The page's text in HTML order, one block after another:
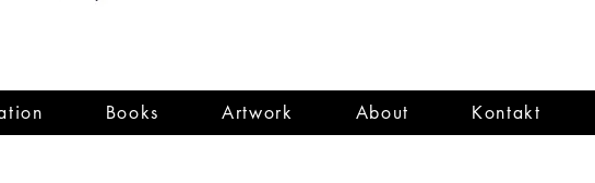
Books Artwork About Kontakt